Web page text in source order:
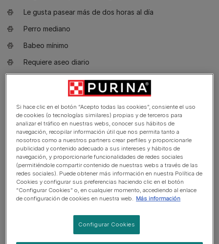
Le gusta pasear más de dos horas al día
Perro mediano
Babeo mínimo
Requiere aseo diario
Raza no hipoalergénica
Perro expresivo y ladrador
Perro guardián. Ladra y está alerta
Puede necesitar entrenamiento para vivir con otras
mascotas
Puede necesitar supervisión adicional para convivir con
niños
Esta raza puede sufrir problemas de
Si hace clic en el botón “Acepto todas las cookies”, consiente el uso
de cookies (o tecnologías similares) propias y de terceros para
analizar el tráfico en nuestras webs, conocer sus hábitos de
navegación, recopilar información útil que nos permita tanto a
nosotros como a nuestros partners crear perfiles y proporcionarle
publicidad y contenido adecuado a sus intereses y hábitos de
navegación, y proporcionarle funcionalidades de redes sociales
(permitiéndole compartir contenido de nuestras webs a través de las
redes sociales). Puede obtener más información en nuestra Política de
Cookies y configurar sus preferencias haciendo clic en el botón
“Configurar Cookies” o, en cualquier momento, accediendo al enlace
de configuración de cookies en nuestra web. Más información
Configurar Cookies